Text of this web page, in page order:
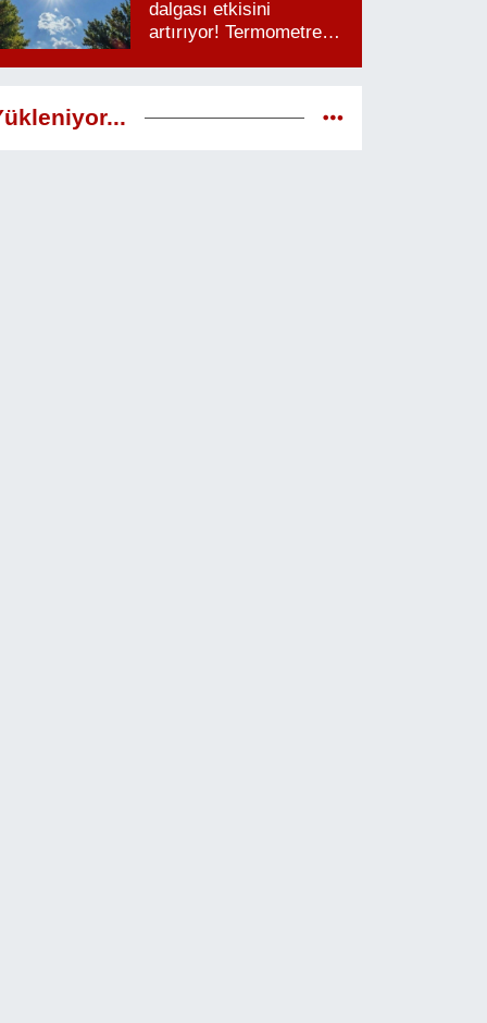
dalgası etkisini
artırıyor! Termometreler